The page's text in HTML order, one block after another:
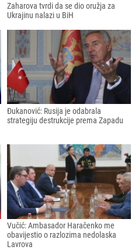
Zaharova tvrdi da se dio oružja za
Ukrajinu nalazi u BiH
Đukanović: Rusija je odabrala
strategiju destrukcije prema Zapadu
Vučić: Ambasador Haračenko me
obavijestio o razlozima nedolaska
Lavrova